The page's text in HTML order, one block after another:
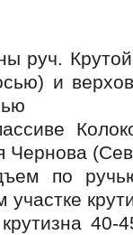
руч.
и
Чернова
по
40-